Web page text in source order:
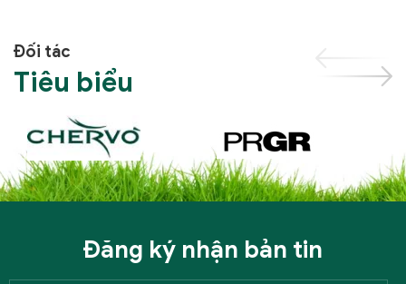
Đối tác
Tiêu biểu
Đăng ký nhận bản tin